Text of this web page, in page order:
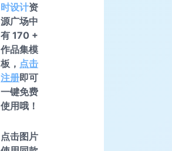
时设计资
源广场中
有 170 +
作品集模
板， 点击
注册即可
一键免费
使用哦！
点击图片